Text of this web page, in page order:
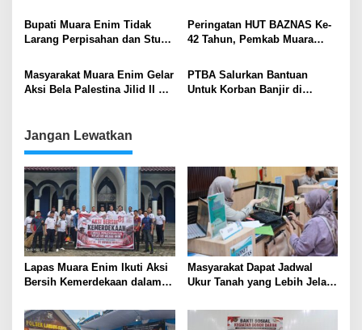
Ramah Anak .
Bupati Muara Enim Tidak
Larang Perpisahan dan Study
Edaran
Peringatan HUT BAZNAS Ke-
42 Tahun, Pemkab Muara
Huni di Ujanmas Ulu
Masyarakat Muara Enim Gelar
Aksi Bela Palestina Jilid II di
PTBA Salurkan Bantuan
Untuk Korban Banjir di
Jangan Lewatkan
Lapas Muara Enim Ikuti Aksi
Bersih Kemerdekaan dalam
Indonesia
Masyarakat Dapat Jadwal
Ukur Tanah yang Lebih Jelas
Terjadwal